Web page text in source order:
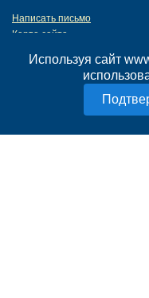
Используя сайт
Написать письмо
Карта сайта
Политика
Согласие на обработку